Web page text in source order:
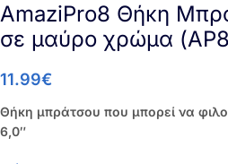
AmaziPro8 Θήκη
σε μαύρο χρώμα
11.99€
Θήκη μπράτσου που μπορεί να
6,0″